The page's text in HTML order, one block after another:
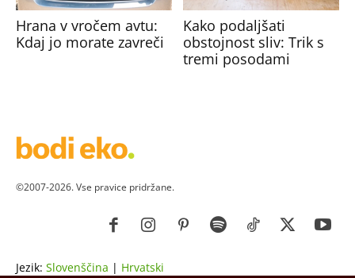
Hrana v vročem avtu:
Kdaj jo morate zavreči
Kako podaljšati
obstojnost sliv: Trik s
tremi posodami
©2007-2026. Vse pravice pridržane.
Jezik: Slovenščina | Hrvatski